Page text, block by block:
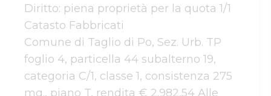
Diritto: piena proprietà per la quota 1/1
Catasto Fabbricati
Comune di Taglio di Po, Sez. Urb. TP
foglio 4, particella 44 subalterno 19,
categoria C/1, classe 1, consistenza 275
mq., piano T, rendita € 2.982,54 Alle